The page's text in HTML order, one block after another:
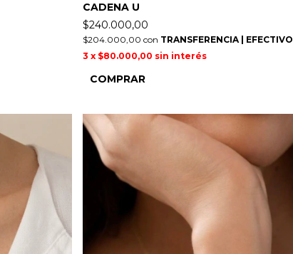
CADENA U
$240.000,00
$204.000,00 con TRANSFERENCIA | EFECTIVO
3 x $80.000,00 sin interés
COMPRAR